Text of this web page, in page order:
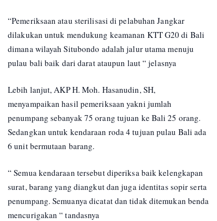
“Pemeriksaan atau sterilisasi di pelabuhan Jangkar
dilakukan untuk mendukung keamanan KTT G20 di Bali
dimana wilayah Situbondo adalah jalur utama menuju
pulau bali baik dari darat ataupun laut “ jelasnya
Lebih lanjut, AKP H. Moh. Hasanudin, SH,
menyampaikan hasil pemeriksaan yakni jumlah
penumpang sebanyak 75 orang tujuan ke Bali 25 orang.
Sedangkan untuk kendaraan roda 4 tujuan pulau Bali ada
6 unit bermutaan barang.
“ Semua kendaraan tersebut diperiksa baik kelengkapan
surat, barang yang diangkut dan juga identitas sopir serta
penumpang. Semuanya dicatat dan tidak ditemukan benda
mencurigakan “ tandasnya